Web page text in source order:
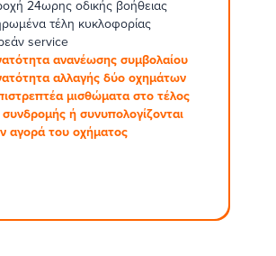
24ωρης οδικής βοήθειας
τέλη κυκλοφορίας
service
ανανέωσης συμβολαίου
αλλαγής δύο οχημάτων
μισθώματα στο τέλος
ή συνυπολογίζονται
αγορά του οχήματος